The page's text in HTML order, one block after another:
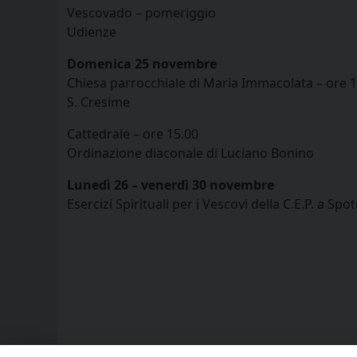
Vescovado – pomeriggio
Udienze
Domenica 25 novembre
Chiesa parrocchiale di Maria Immacolata – ore
S. Cresime
Cattedrale – ore 15.00
Ordinazione diaconale di Luciano Bonino
Lunedì 26 – venerdì 30 novembre
Esercizi Spirituali per i Vescovi della C.E.P. a